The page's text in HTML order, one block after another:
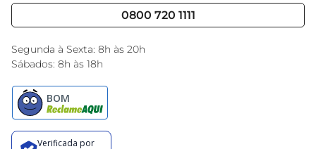
Black Friday
Encarte do Dia
0800 720 1111
Segunda à Sexta: 8h às 20h
Sábados: 8h às 18h